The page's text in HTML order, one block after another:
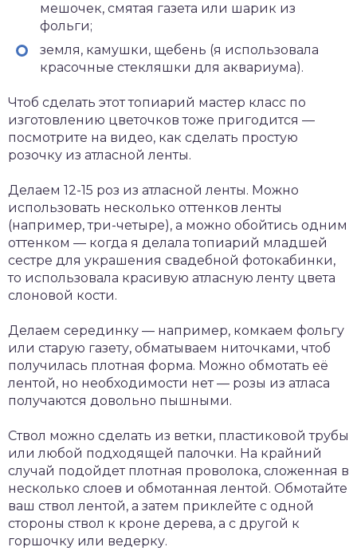
мешочек, смятая газета или шарик из
фольги;
земля, камушки, щебень (я использовала
красочные стекляшки для аквариума).
Чтоб сделать этот топиарий мастер класс по
изготовлению цветочков тоже пригодится —
посмотрите на видео, как сделать простую
розочку из атласной ленты.
Делаем 12-15 роз из атласной ленты. Можно
использовать несколько оттенков ленты
(например, три-четыре), а можно обойтись одним
оттенком — когда я делала топиарий младшей
сестре для украшения свадебной фотокабинки,
то использовала красивую атласную ленту цвета
слоновой кости.
Делаем серединку — например, комкаем фольгу
или старую газету, обматываем ниточками, чтоб
получилась плотная форма. Можно обмотать её
лентой, но необходимости нет — розы из атласа
получаются довольно пышными.
Ствол можно сделать из ветки, пластиковой трубы
или любой подходящей палочки. На крайний
случай подойдет плотная проволока, сложенная в
несколько слоев и обмотанная лентой. Обмотайте
ваш ствол лентой, а затем приклейте с одной
стороны ствол к кроне дерева, а с другой к
горшочку или ведерку.